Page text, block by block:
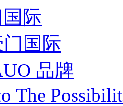
际
国际
品牌
The